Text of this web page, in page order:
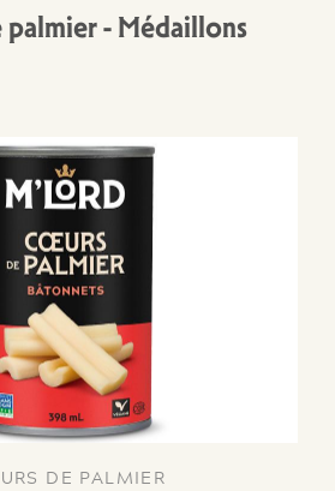
palmier - Médaillons
DE PALMIER